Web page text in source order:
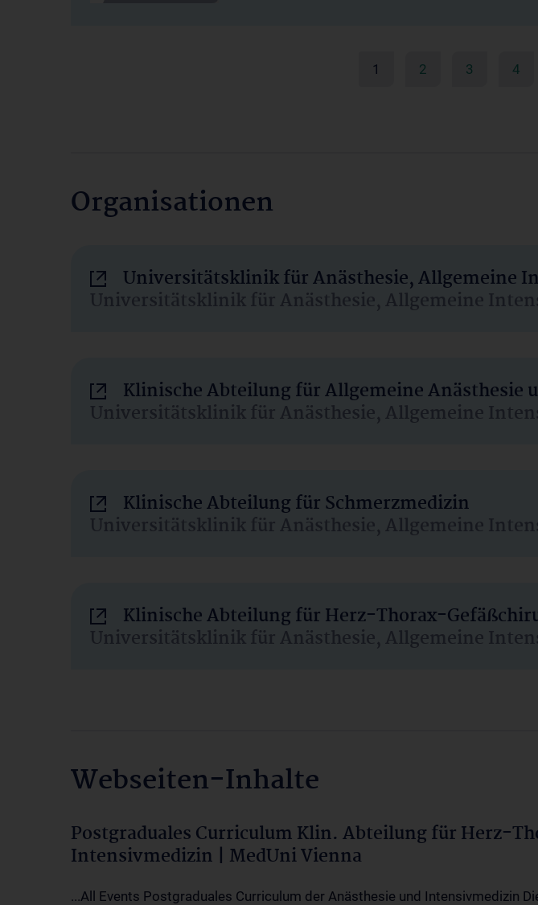
1 2 3 4
Organisationen
Universitätsklinik für Anästhesie, Allgemeine
Universitätsklinik für Anästhesie, Allgemeine
Klinische Abteilung für Allgemeine Anästhesie
Universitätsklinik für Anästhesie, Allgemeine
Klinische Abteilung für Schmerzmedizin
Universitätsklinik für Anästhesie, Allgemeine
Klinische Abteilung für Herz-Thorax-
Universitätsklinik für Anästhesie, Allgemeine
Webseiten-Inhalte
Postgraduales Curriculum Klin. Abteilung für Herz-
Intensivmedizin | MedUni Vienna
...All Events Postgraduales Curriculum der Anästhesie und Intensivmedizin